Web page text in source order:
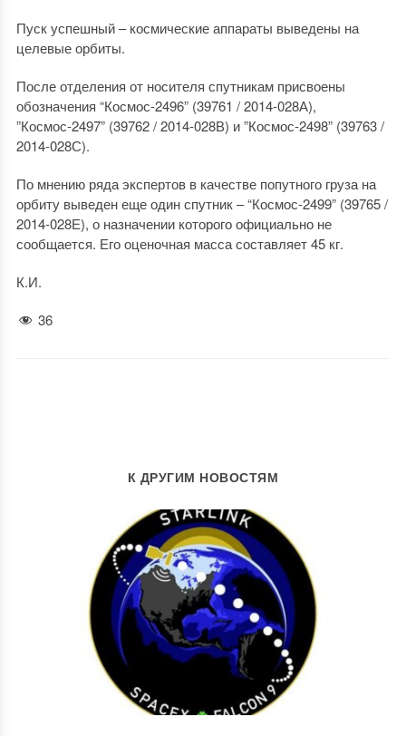
Пуск успешный – космические аппараты выведены на
целевые орбиты.
После отделения от носителя спутникам присвоены
обозначения “Космос-2496” (39761 / 2014-028А),
”Космос-2497” (39762 / 2014-028В) и ”Космос-2498” (39763 /
2014-028С).
По мнению ряда экспертов в качестве попутного груза на
орбиту выведен еще один спутник – “Космос-2499” (39765 /
2014-028Е), о назначении которого официально не
сообщается. Его оценочная масса составляет 45 кг.
К.И.
36
К ДРУГИМ НОВОСТЯМ